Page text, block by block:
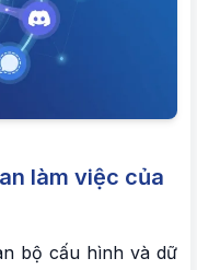
làm việc của
bộ cấu hình và dữ